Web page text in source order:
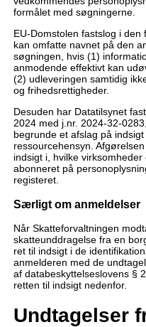
formålet med søgningerne.
EU-Domstolen fastslog i
kan omfatte navnet på den
søgningen, hvis (1)
anmodende effektivt kan
(2) udleveringen samtidig
og frihedsrettigheder.
Desuden har Datatilsynet
2024 med j.nr. 2024-32-
begrunde et afslag på
ressourcehensyn.
indsigt i, hvilke
abonneret på
registeret.
Særligt om anmeldelser
Når Skatteforvaltningen
skatteunddragelse fra en
ret til indsigt i de
anmelderen med de
af databeskyttelseslovens §
retten til indsigt nedenfor.
Undtagelser